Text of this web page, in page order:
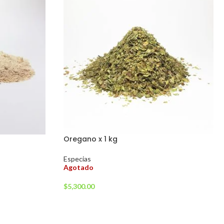
Oregano x 1 kg
Especias
Agotado
$5,300.00